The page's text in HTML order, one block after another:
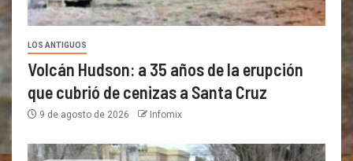
LOS ANTIGUOS
Volcán Hudson: a 35 años de la erupción
que cubrió de cenizas a Santa Cruz
9 de agosto de 2026 Infomix